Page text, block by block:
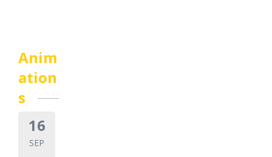
Anim
ation
s
16
SEP